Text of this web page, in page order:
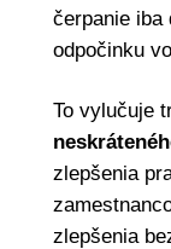
čerpanie iba
odpočinku
To vylučuje
zlepšenia
zlepšenia